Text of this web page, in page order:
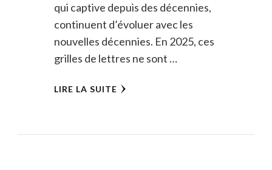
qui captive depuis des décennies,
continuent d’évoluer avec les
nouvelles décennies. En 2025, ces
grilles de lettres ne sont …
LIRE LA SUITE